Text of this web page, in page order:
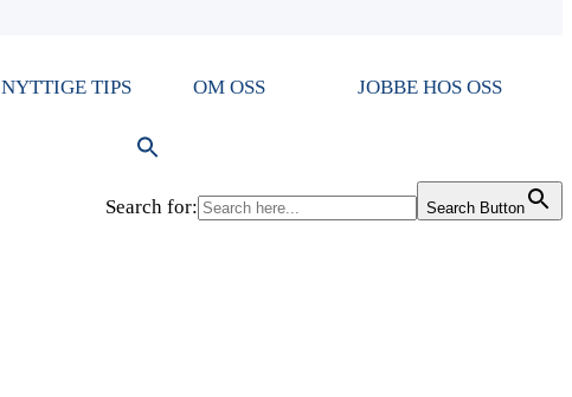
NYTTIGE TIPS OM OSS JOBBE HOS OSS
Search for: Search Button